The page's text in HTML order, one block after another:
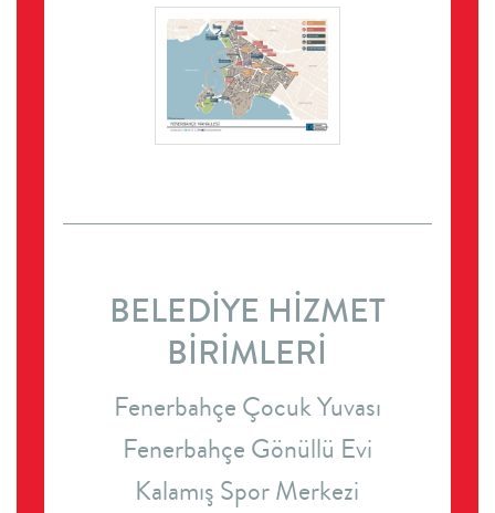
BELEDİYE HİZMET
BİRİMLERİ
Fenerbahçe Çocuk Yuvası
Fenerbahçe Gönüllü Evi
Kalamış Spor Merkezi